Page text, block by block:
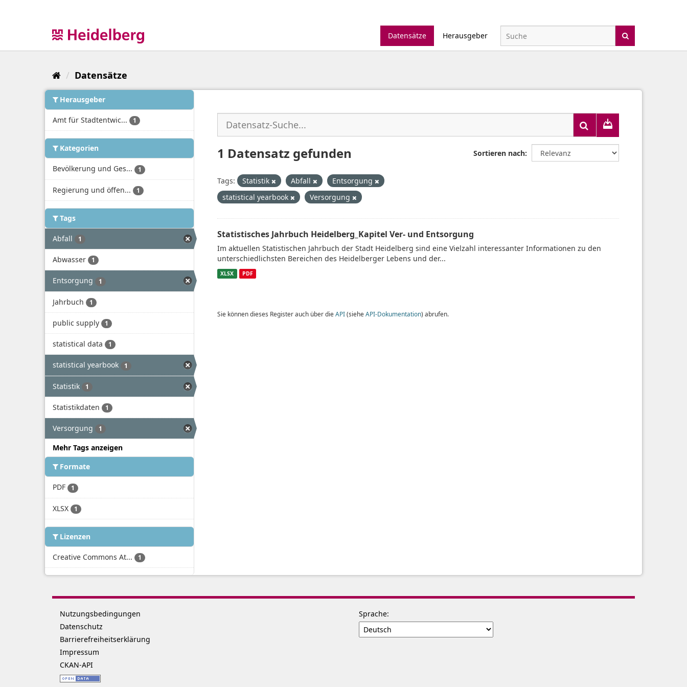
Datensätze
Herausgeber
Datensätze
Herausgeber
Amt für Stadtentwic... 1
Kategorien
Bevölkerung und Ges... 1
Regierung und öffen... 1
Tags
Abfall 1
Abwasser 1
Entsorgung 1
Jahrbuch 1
public supply 1
statistical data 1
statistical yearbook 1
Statistik 1
Statistikdaten 1
Versorgung 1
Mehr Tags anzeigen
Formate
PDF 1
XLSX 1
Lizenzen
Creative Commons At... 1
Sortieren nach
1 Datensatz gefunden
Tags: Statistik Abfall
Entsorgung
statistical yearbook
Versorgung
Statistisches Jahrbuch Heidelberg_Kapitel Ver- und Entsorgung
Im aktuellen Statistischen Jahrbuch der Stadt Heidelberg sind eine Vielzahl interessanter Informationen zu den
unterschiedlichsten Bereichen des Heidelberger Lebens und der...
XLSX PDF
Sie können dieses Register auch über die API(siehe API-Dokumentation) abrufen.
Nutzungsbedingungen
Datenschutz
Barrierefreiheitserklärung
Impressum
CKAN-API
Sprache